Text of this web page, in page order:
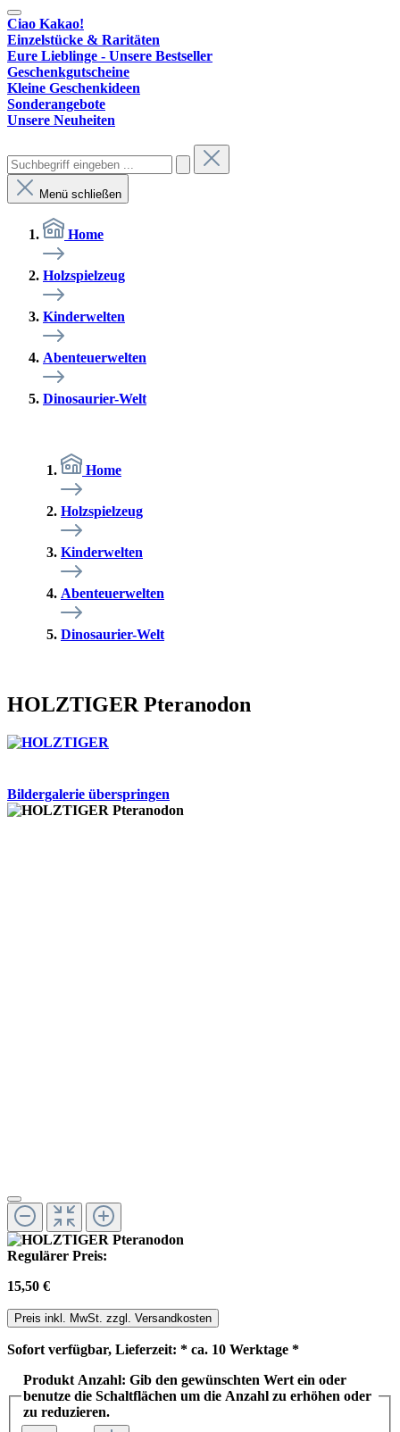
Ciao Kakao!
Einzelstücke & Raritäten
Eure Lieblinge - Unsere Bestseller
Geschenkgutscheine
Kleine Geschenkideen
Sonderangebote
Unsere Neuheiten
Menü schließen
Home
Holzspielzeug
Kinderwelten
Abenteuerwelten
Dinosaurier-Welt
Home
Holzspielzeug
Kinderwelten
Abenteuerwelten
Dinosaurier-Welt
HOLZTIGER Pteranodon
Bildergalerie überspringen
Regulärer Preis:
15,50 €
Preis inkl. MwSt. zzgl. Versandkosten
Sofort verfügbar, Lieferzeit: * ca. 10 Werktage *
Produkt Anzahl: Gib den gewünschten Wert ein oder
benutze die Schaltflächen um die Anzahl zu erhöhen oder
zu reduzieren.